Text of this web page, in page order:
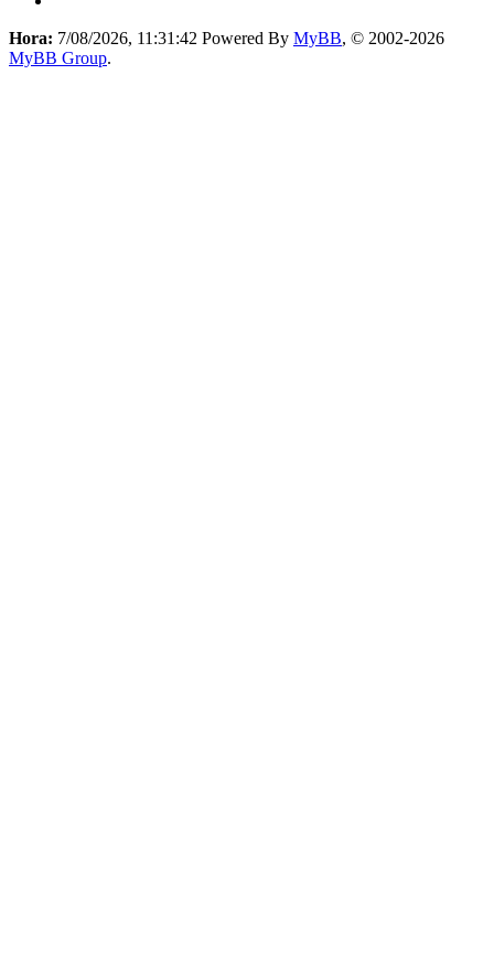
Hora: 7/08/2026, 11:31:42 Powered By MyBB, © 2002-2026
MyBB Group.